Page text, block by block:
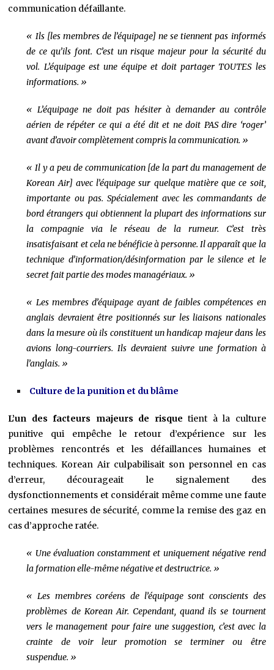
communication défaillante.
« Ils [les membres de l’équipage] ne se tiennent pas informés
de ce qu’ils font. C’est un risque majeur pour la sécurité du
vol. L’équipage est une équipe et doit partager TOUTES les
informations. »
« L’équipage ne doit pas hésiter à demander au contrôle
aérien de répéter ce qui a été dit et ne doit PAS dire ‘roger’
avant d’avoir complètement compris la communication. »
« Il y a peu de communication [de la part du management de
Korean Air] avec l’équipage sur quelque matière que ce soit,
importante ou pas. Spécialement avec les commandants de
bord étrangers qui obtiennent la plupart des informations sur
la compagnie via le réseau de la rumeur. C’est très
insatisfaisant et cela ne bénéficie à personne. Il apparaît que la
technique d’information/désinformation par le silence et le
secret fait partie des modes managériaux. »
« Les membres d’équipage ayant de faibles compétences en
anglais devraient être positionnés sur les liaisons nationales
dans la mesure où ils constituent un handicap majeur dans les
avions long-courriers. Ils devraient suivre une formation à
l’anglais. »
Culture de la punition et du blâme
L’un des facteurs majeurs de risque tient à la culture
punitive qui empêche le retour d’expérience sur les
problèmes rencontrés et les défaillances humaines et
techniques. Korean Air culpabilisait son personnel en cas
d’erreur, décourageait le signalement des
dysfonctionnements et considérait même comme une faute
certaines mesures de sécurité, comme la remise des gaz en
cas d’approche ratée.
« Une évaluation constamment et uniquement négative rend
la formation elle-même négative et destructrice. »
« Les membres coréens de l’équipage sont conscients des
problèmes de Korean Air. Cependant, quand ils se tournent
vers le management pour faire une suggestion, c’est avec la
crainte de voir leur promotion se terminer ou être
suspendue. »